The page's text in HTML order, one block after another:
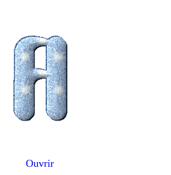
Ouvrir